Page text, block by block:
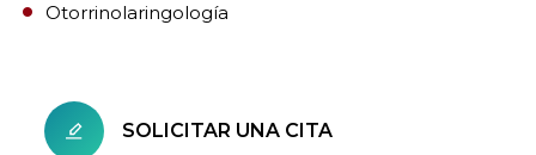
Otorrinolaringología
SOLICITAR UNA CITA